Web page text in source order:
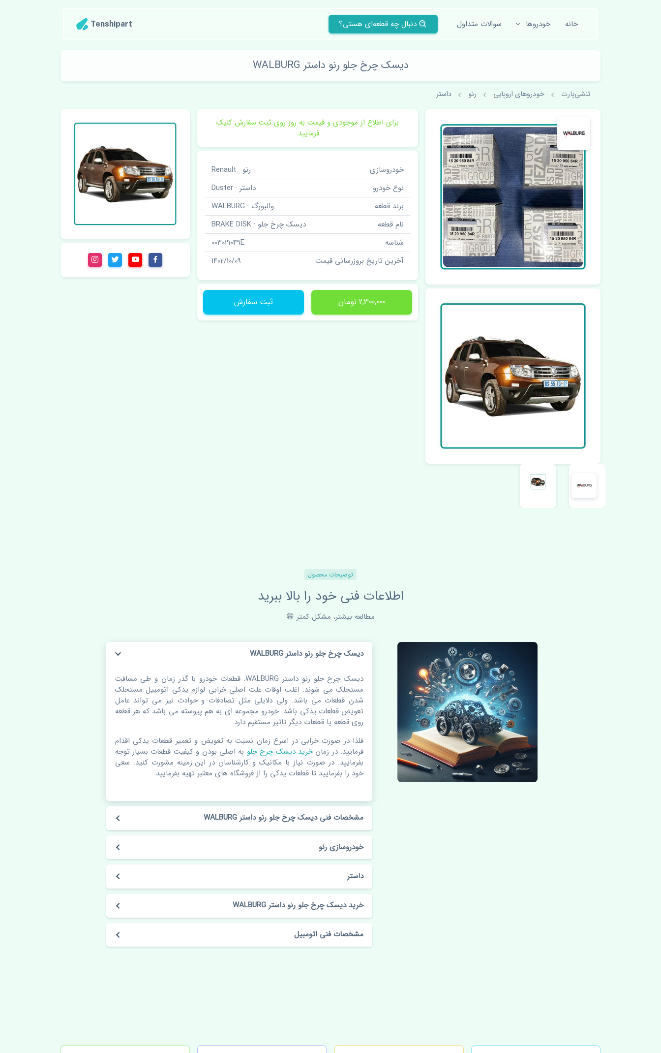
خانه خودروها سوالات متداول دنبال چه قطعه‌ای هستی؟ Tenshipart
دیسک چرخ جلو رنو داستر WALBURG
تنشی‌پارت خودروهای اروپایی رنو داستر
برای اطلاع از موجودی و قیمت به روز روی ثبت سفارش کلیک
فرمایید.
خودروسازی
رنو · Renault
نوع خودرو
داستر · Duster
برند قطعه
والبورگ · WALBURG
نام قطعه
دیسک چرخ جلو · BRAKE DISK
شناسه
003021049E
آخرین تاریخ بروزرسانی قیمت
1402/10/09
2,300,000 تومان ثبت سفارش
توضیحات محصول
اطلاعات فنی خود را بالا ببرید
مطالعه بیشتر، مشکل کمتر 😁
دیسک چرخ جلو رنو داستر WALBURG
دیسک چرخ جلو رنو داستر WALBURG. قطعات خودرو با گذر زمان و طی مسافت
مستحلک می شوند. اغلب اوقات علت اصلی خرابی لوازم یدکی اتومبیل مستحلک
شدن قطعات می باشد. ولی دلایلی مثل تصادفات و حوادث نیز می تواند عامل
تعویض قطعات یدکی باشد. خودرو مجموعه ای به هم پیوسته می باشد که هر قطعه
روی قطعه یا قطعات دیگر تاثیر مستقیم دارد.
فلذا در صورت خرابی در اسرع زمان نسبت به تعویض و تعمیر قطعات یدکی اقدام
فرمایید. در زمانخرید دیسک چرخ جلو به اصلی بودن و کیفیت قطعات بسیار توجه
بفرمایید. در صورت نیاز با مکانیک و کارشناسان در این زمینه مشورت کنید. سعی
خود را بفرمایید تا قطعات یدکی را از فروشگاه های معتبر تهیه بفرمایید.
مشخصات فنی دیسک چرخ جلو رنو داستر WALBURG
خودروسازی رنو
داستر
خرید دیسک چرخ جلو رنو داستر WALBURG
مشخصات فنی اتومبیل